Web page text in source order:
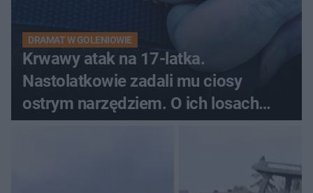
DRAMAT W GOLENIOWIE
Krwawy atak na 17-latka.
Nastolatkowie zadali mu ciosy
ostrym narzędziem. O ich losach
zdecyduje sąd rodzinny